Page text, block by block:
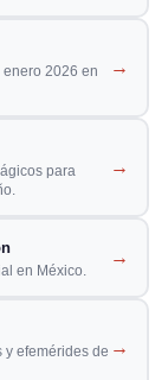
enero 2026 en
→
para
→
en México.
→
y efemérides de →